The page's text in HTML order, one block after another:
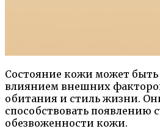
Состояние кожи может быть
влиянием внешних
обитания и стиль жизни.
способствовать появлению
обезвоженности кожи.